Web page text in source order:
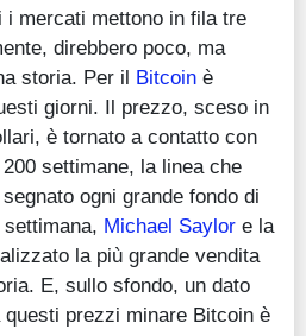
i mercati mettono in fila tre
direbbero poco, ma
storia. Per il Bitcoin è
giorni. Il prezzo, sceso in
è tornato a contatto con
settimane, la linea che
ogni grande fondo di
Michael Saylor e la
la più grande vendita
E, sullo sfondo, un dato
prezzi minare Bitcoin è